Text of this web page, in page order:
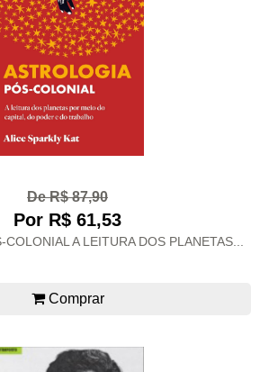
De R$ 87,90
Por R$ 61,53
COLONIAL A LEITURA DOS PLANETAS...
Comprar